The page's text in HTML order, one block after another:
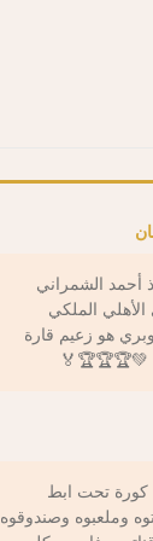
أحمد الشمراني
الأهلي الملكي
هو زعيم قارة
💚🏆🏆🏆🏅
كورة تحت ابط
وملعبوه وصندوقوه